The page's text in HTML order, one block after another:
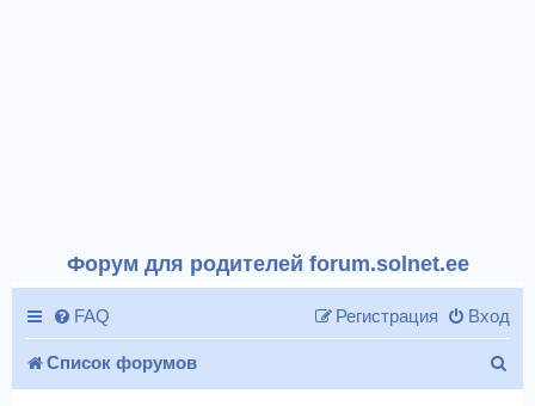
Форум для родителей forum.solnet.ee
FAQ Вход
Регистрация
Список форумов